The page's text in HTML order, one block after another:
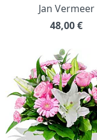
Jan Vermeer
48,00€